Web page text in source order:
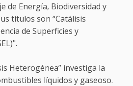
de Energía, Biodiversidad y
títulos son “Catálisis
de Superficies y
Heterogénea” investiga la
líquidos y gaseoso.